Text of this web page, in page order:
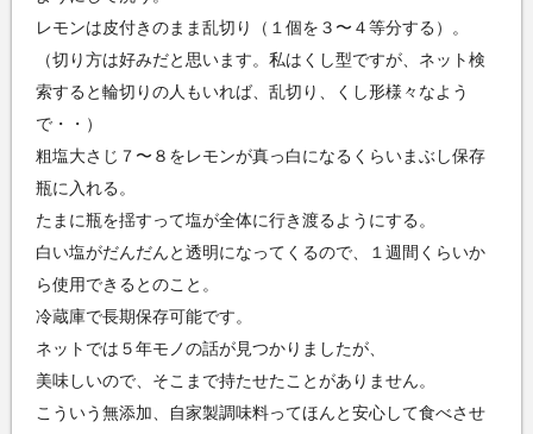
レモンは皮付きのまま乱切り（１個を３〜４等分する）。
（切り方は好みだと思います。私はくし型ですが、ネット検
索すると輪切りの人もいれば、乱切り、くし形様々なよう
で・・）
粗塩大さじ７〜８をレモンが真っ白になるくらいまぶし保存
瓶に入れる。
たまに瓶を揺すって塩が全体に行き渡るようにする。
白い塩がだんだんと透明になってくるので、１週間くらいか
ら使用できるとのこと。
冷蔵庫で長期保存可能です。
ネットでは５年モノの話が見つかりましたが、
美味しいので、そこまで持たせたことがありません。
こういう無添加、自家製調味料ってほんと安心して食べさせ